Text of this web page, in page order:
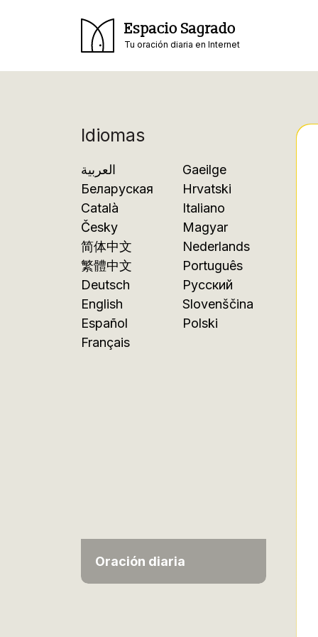
Espacio Sagrado
Tu oración diaria en Internet
Idiomas
العربية
Беларуская
Català
Česky
简体中文
繁體中文
Deutsch
English
Español
Français
Gaeilge
Hrvatski
Italiano
Magyar
Nederlands
Português
Русский
Slovenščina
Polski
Oración diaria